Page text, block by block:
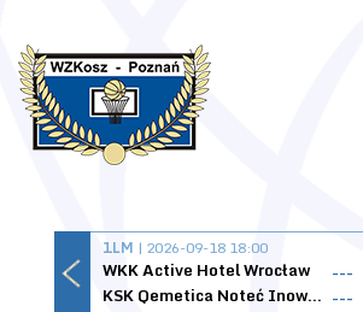
1LM | 2026-09-18 18:00
WKK Active Hotel Wrocław
---
KSK Qemetica Noteć Inowrocław ---